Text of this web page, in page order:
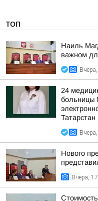
ТОП
Наиль
важном
24
больницы
Татарстан
Нового
Вчера,